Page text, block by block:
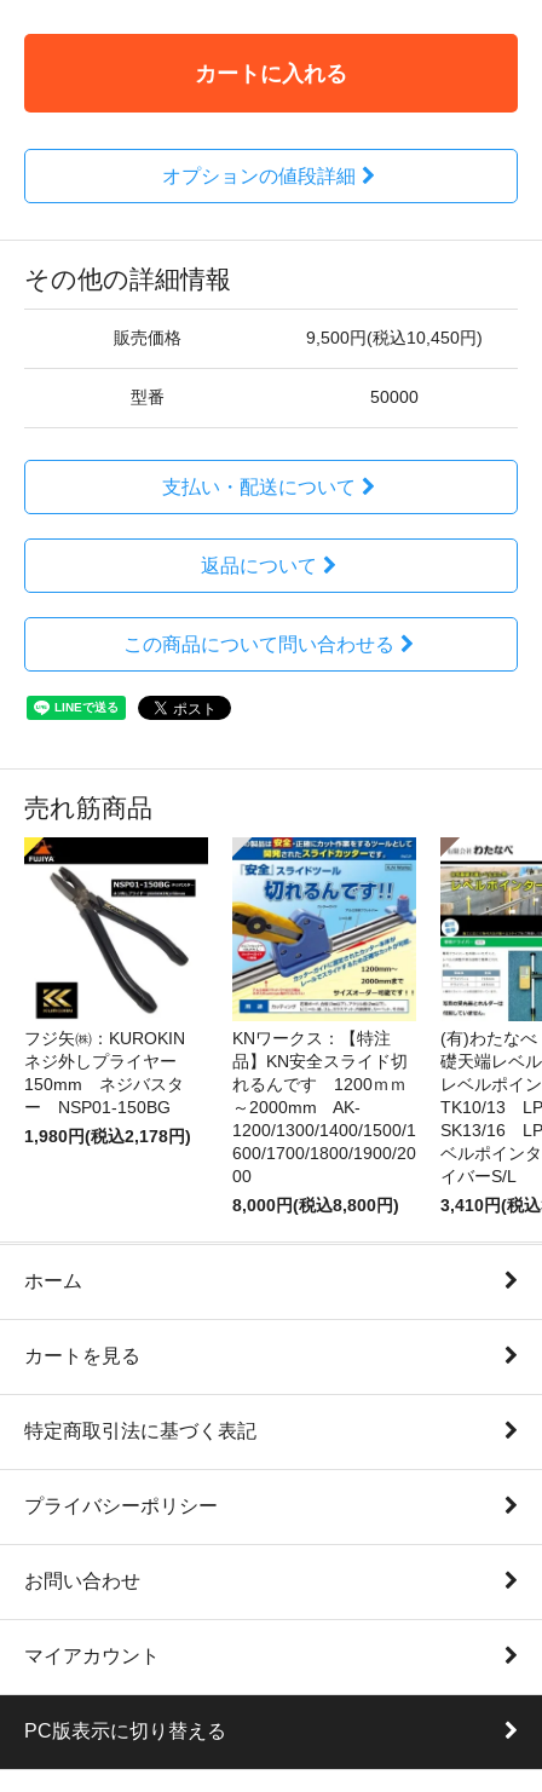
カートに入れる
オプションの値段詳細
その他の詳細情報
販売価格 9,500円(税込10,450円)
型番 50000
支払い・配送について
返品について
この商品について問い合わせる
売れ筋商品
フジ矢㈱：KUROKIN
ネジ外しプライヤー
150mm ネジバスタ
ー NSP01-150BG
1,980円(税込2,178円)
KNワークス：【特注
品】KN安全スライド切
れるんです 1200ｍｍ
～2000mm AK-
1200/1300/1400/1500/1
600/1700/1800/1900/20
00
8,000円(税込8,800円)
(有)わたな
礎天端レベ
レベルポイ
TK10/13
SK13/16
ベルポイン
イバーS/L
3,410円(税
ホーム
カートを見る
特定商取引法に基づく表記
プライバシーポリシー
お問い合わせ
マイアカウント
PC版表示に切り替える